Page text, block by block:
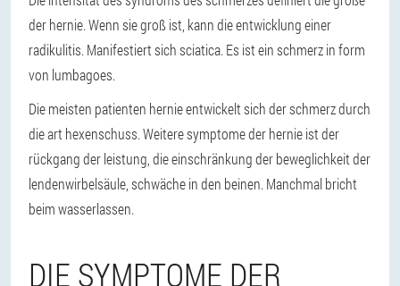
der hernie. Wenn sie groß ist, kann die entwicklung einer
radikulitis. Manifestiert sich sciatica. Es ist ein schmerz in form
von lumbagoes.
Die meisten patienten hernie entwickelt sich der schmerz durch
die art hexenschuss. Weitere symptome der hernie ist der
rückgang der leistung, die einschränkung der beweglichkeit der
lendenwirbelsäule, schwäche in den beinen. Manchmal bricht
beim wasserlassen.
DIE SYMPTOME DER